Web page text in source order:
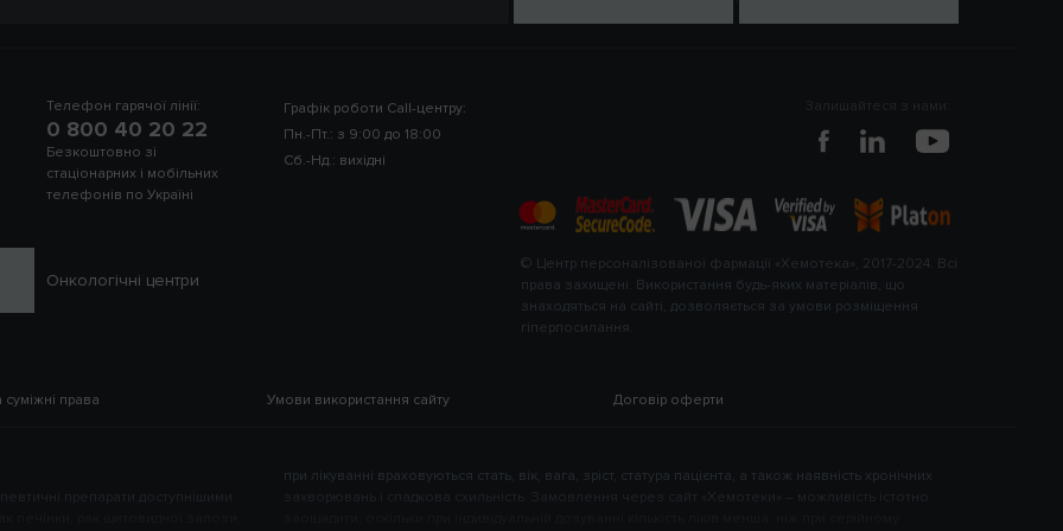
Телефон гарячої лінії:
0 800 40 20 22
Безкоштовно зі
стаціонарних і мобільних
телефонів по Україні
Графік роботи Call-центру:
Пн.-Пт.: з 9:00 до 18:00
Сб.-Нд.: вихідні
Онкологічні центри
© Центр персоналізованої фармації «Хемотека», 2017-2024. Всі
права захищені. Використання будь-яких матеріалів, що
знаходяться на сайті, дозволяється за умови розміщення
гіперпосилання.
суміжні права Умови використання сайту Договір оферти
препарати доступнішими.
при лікуванні враховуються стать, вік, вага, зріст, статура пацієнта, а також наявність хронічних
– можливість істотно